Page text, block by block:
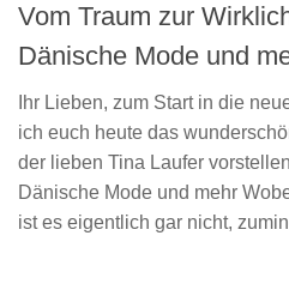
Vom Traum zur
Dänische Mode und
Ihr Lieben, zum Start in die
ich euch heute das
der lieben Tina Laufer
Dänische Mode und mehr
ist es eigentlich gar nicht,